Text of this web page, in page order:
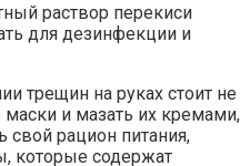
раствор перекиси
для дезинфекции и
трещин на руках стоит не
и мазать их кремами,
свой рацион питания,
которые содержат